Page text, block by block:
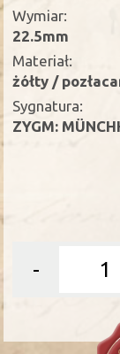
Wymiar:
22.5mm
Materiał:
żółty /
Sygnatura:
ZYGM:
-